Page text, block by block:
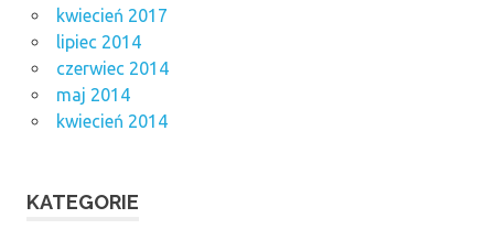
kwiecień 2017
lipiec 2014
czerwiec 2014
maj 2014
kwiecień 2014
KATEGORIE